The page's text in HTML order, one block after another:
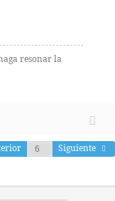
resonar la
Siguiente